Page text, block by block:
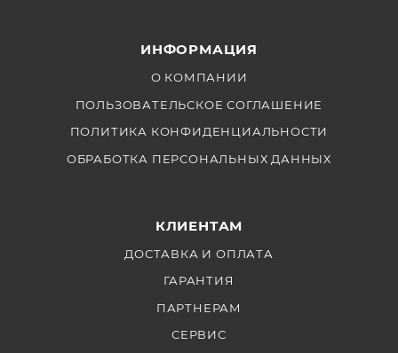
ИНФОРМАЦИЯ
О КОМПАНИИ
ПОЛЬЗОВАТЕЛЬСКОЕ СОГЛАШЕНИЕ
ПОЛИТИКА КОНФИДЕНЦИАЛЬНОСТИ
ОБРАБОТКА ПЕРСОНАЛЬНЫХ ДАННЫХ
КЛИЕНТАМ
ДОСТАВКА И ОПЛАТА
ГАРАНТИЯ
ПАРТНЕРАМ
СЕРВИС